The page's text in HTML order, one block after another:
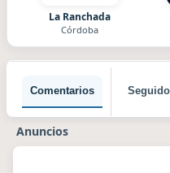
La Ranchada
Córdoba
Comentarios
Anuncios